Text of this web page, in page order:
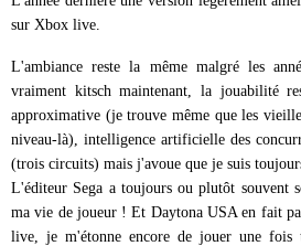
sur Xbox live.
L'ambiance reste la même malgré les
vraiment kitsch maintenant, la jouabilité
approximative (je trouve même que les
niveau-là), intelligence artificielle des
(trois circuits) mais j'avoue que je suis
L'éditeur Sega a toujours ou plutôt souvent
ma vie de joueur ! Et Daytona USA en fait
live, je m'étonne encore de jouer une fois